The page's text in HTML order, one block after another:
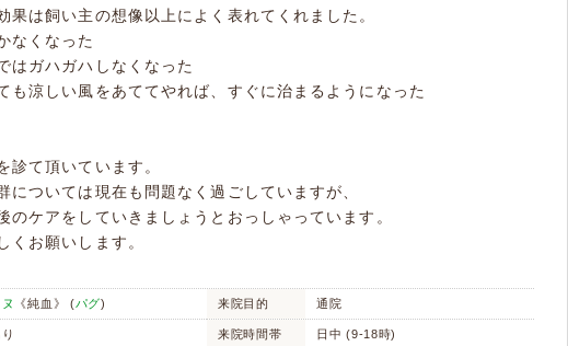
果は飼い主の想像以上によく表れてくれました。
なくなった
はガハガハしなくなった
も涼しい風をあててやれば、すぐに治まるようになった
診て頂いています。
については現在も問題なく過ごしていますが、
のケアをしていきましょうとおっしゃっています。
くお願いします。
《純血》 (パグ) 来院目的 通院
来院時間帯 日中 (9-18時)